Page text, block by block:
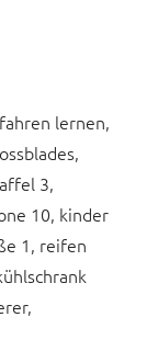
lernen,
3,
10, kinder
1, reifen